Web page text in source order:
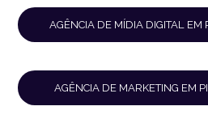
AGÊNCIA DE MÍDIA DIGITAL
AGÊNCIA DE MARKETING EM